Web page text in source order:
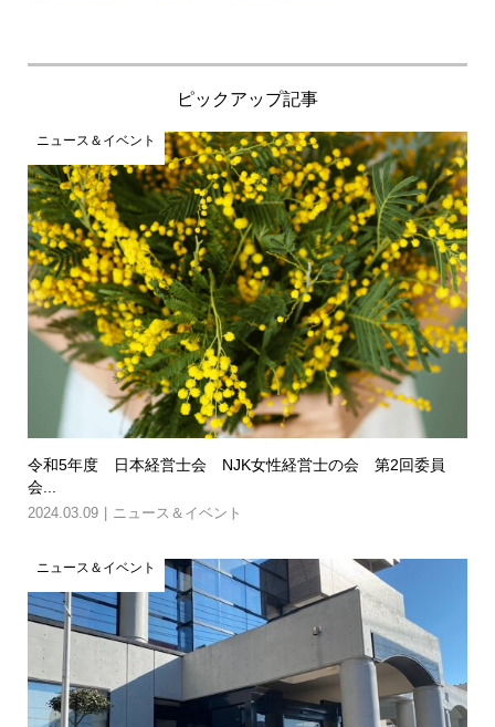
ピックアップ記事
ニュース＆イベント
令和5年度 日本経営士会 NJK女性経営士の会 第2回委員
会...
2024.03.09 ニュース＆イベント
ニュース＆イベント